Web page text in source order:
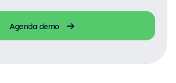
Agenda demo